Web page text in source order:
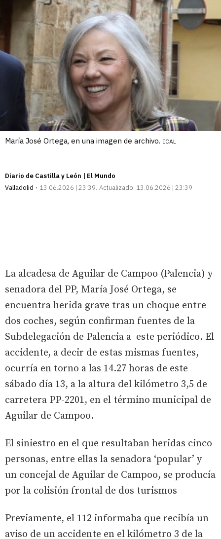
María José Ortega, en una imagen de archivo. ICAL
Diario de Castilla y León | El Mundo
Valladolid
13.06.2026 | 23:39 Actualizado: 13.06.2026 | 23:39
La alcadesa de Aguilar de Campoo (Palencia) y
senadora del PP, María José Ortega, se
encuentra herida grave tras un choque entre
dos coches, según confirman fuentes de la
Subdelegación de Palencia a este periódico. El
accidente, a decir de estas mismas fuentes,
ocurría en torno a las 14.27 horas de este
sábado día 13, a la altura del kilómetro 3,5 de
carretera PP-2201, en el término municipal de
Aguilar de Campoo.
El siniestro en el que resultaban heridas cinco
personas, entre ellas la senadora ‘popular’ y
un concejal de Aguilar de Campoo, se producía
por la colisión frontal de dos turismos
Previamente, el 112 informaba que recibía un
aviso de un accidente en el kilómetro 3 de la